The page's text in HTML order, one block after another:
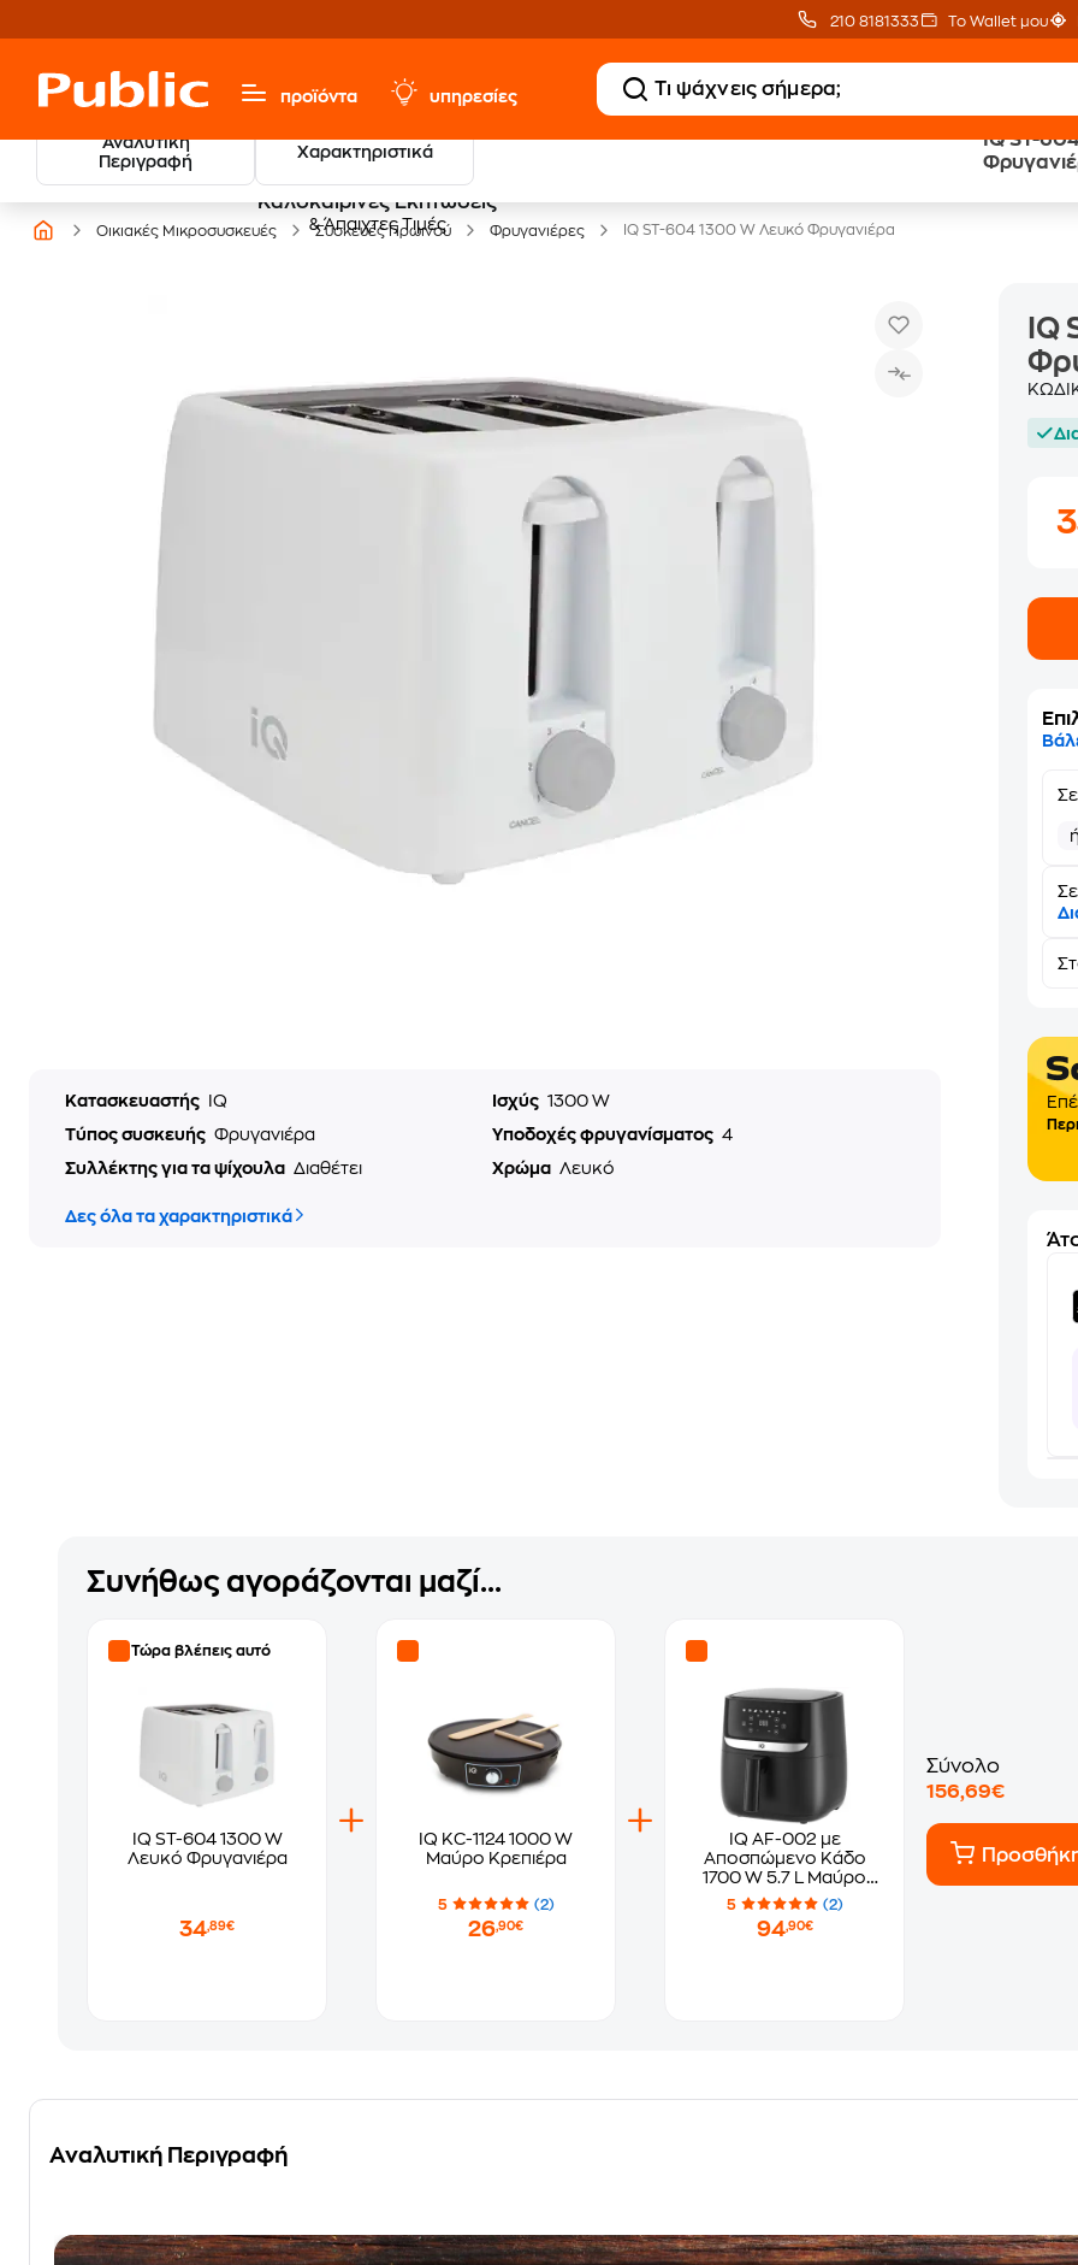
210 8181333 Το Wallet μου
προϊόντα υπηρεσίες
Αναλυτική
Περιγραφή
Χαρακτηριστικά
IQ ST-
Καλοκαιρινές Εκπτώσεις
& Άπαιχτες Τιμές
Δωρεάν
Οικιακές Μικροσυσκευές Συσκευές Πρωινού Φρυγανιέρες IQ ST-604 1300 W Λευκό Φρυγανιέρα
Κατασκευαστής IQ Ισχύς 1300 W
Τύπος συσκευής Φρυγανιέρα Υποδοχές φρυγανίσματος 4
Συλλέκτης για τα ψίχουλα Διαθέτει Χρώμα Λευκό
Δες όλα τα χαρακτηριστικά
IQ
Συνήθως αγοράζονται μαζί...
Τώρα βλέπεις αυτό
IQ ST-604 1300 W
Λευκό Φρυγανιέρα
34,89€
IQ KC-1124 1000 W
Μαύρο Κρεπιέρα
5 (2)
26,90€
IQ AF-002 με
Αποσπώμενο Κάδο
1700 W 5.7 L Μαύρο
Φριτέζα Αέρος
5 (2)
94,90€
Σύνολο
156,69€
Αναλυτική Περιγραφή